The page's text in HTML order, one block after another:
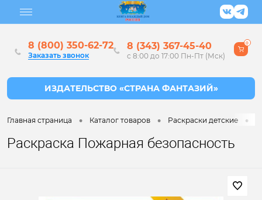
8 (800) 350-62-72
Заказать звонок
8 (343) 367-45-40
с 8:00 до 17:00 Пн-Пт (Мск)
0
Главная страница • Каталог товаров • Раскраски детские •
Раскраска Пожарная безопасность